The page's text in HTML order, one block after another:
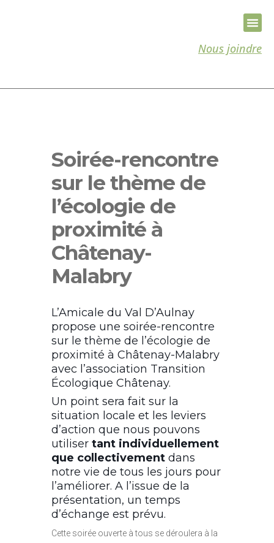
Nous joindre
Soirée-rencontre
sur le thème de
l’écologie de
proximité à
Châtenay-
Malabry
L’Amicale du Val D’Aulnay
propose une soirée-rencontre
sur le thème de l’écologie de
proximité à Châtenay-Malabry
avec l’association Transition
Écologique Châtenay.
Un point sera fait sur la
situation locale et les leviers
d’action que nous pouvons
utiliser tant individuellement
que collectivement dans
notre vie de tous les jours pour
l’améliorer. A l’issue de la
présentation, un temps
d’échange est prévu.
Cette soirée ouverte à tous se déroulera à la